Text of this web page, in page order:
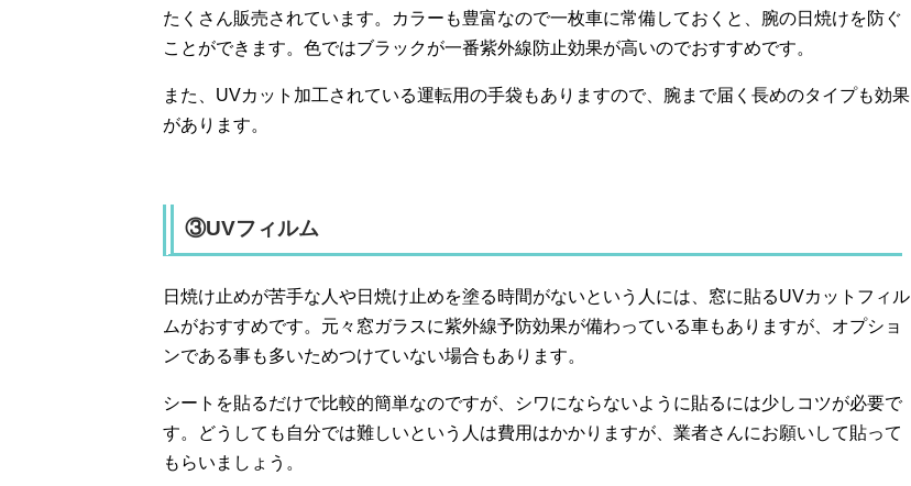
たくさん販売されています。カラーも豊富なので一枚車に常備しておくと、腕の日焼けを防ぐ
ことができます。色ではブラックが一番紫外線防止効果が高いのでおすすめです。
また、UVカット加工されている運転用の手袋もありますので、腕まで届く長めのタイプも効果
があります。
③UVフィルム
日焼け止めが苦手な人や日焼け止めを塗る時間がないという人には、窓に貼るUVカットフィル
ムがおすすめです。元々窓ガラスに紫外線予防効果が備わっている車もありますが、オプショ
ンである事も多いためつけていない場合もあります。
シートを貼るだけで比較的簡単なのですが、シワにならないように貼るには少しコツが必要で
す。どうしても自分では難しいという人は費用はかかりますが、業者さんにお願いして貼って
もらいましょう。